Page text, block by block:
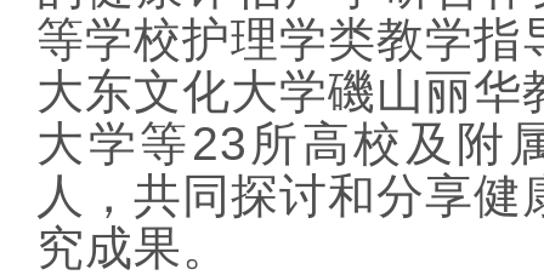
等学校护理学类教学指
大东文化大学磯山丽华
大学等23所高校及 附
人，共同探讨和分享健
究成果。